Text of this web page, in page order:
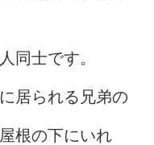
同士です。
居られる兄弟の
根の下にいれ